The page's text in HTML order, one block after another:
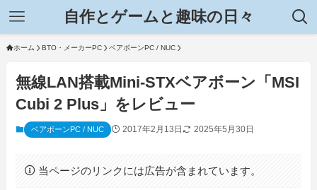
自作とゲームと趣味の日々
ホーム BTO・メーカーPC ベアボーンPC / NUC
無線LAN搭載Mini-STXベアボーン「MSI
Cubi 2 Plus」をレビュー
ベアボーンPC / NUC 2017年2月13日 2025年5月30日
当ページのリンクには広告が含まれています。